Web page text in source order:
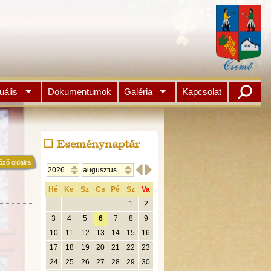
Dokumentumok Galéria Kapcsolat
oldalra
Eseménynaptár

Hé Ke Sz Cs Pé Sz
Va
1
2
3
4 5 6 7 8
9
10
11 12 13 14 15
16
17
18 19 20 21 22
23
24
25 26 27 28 29 30